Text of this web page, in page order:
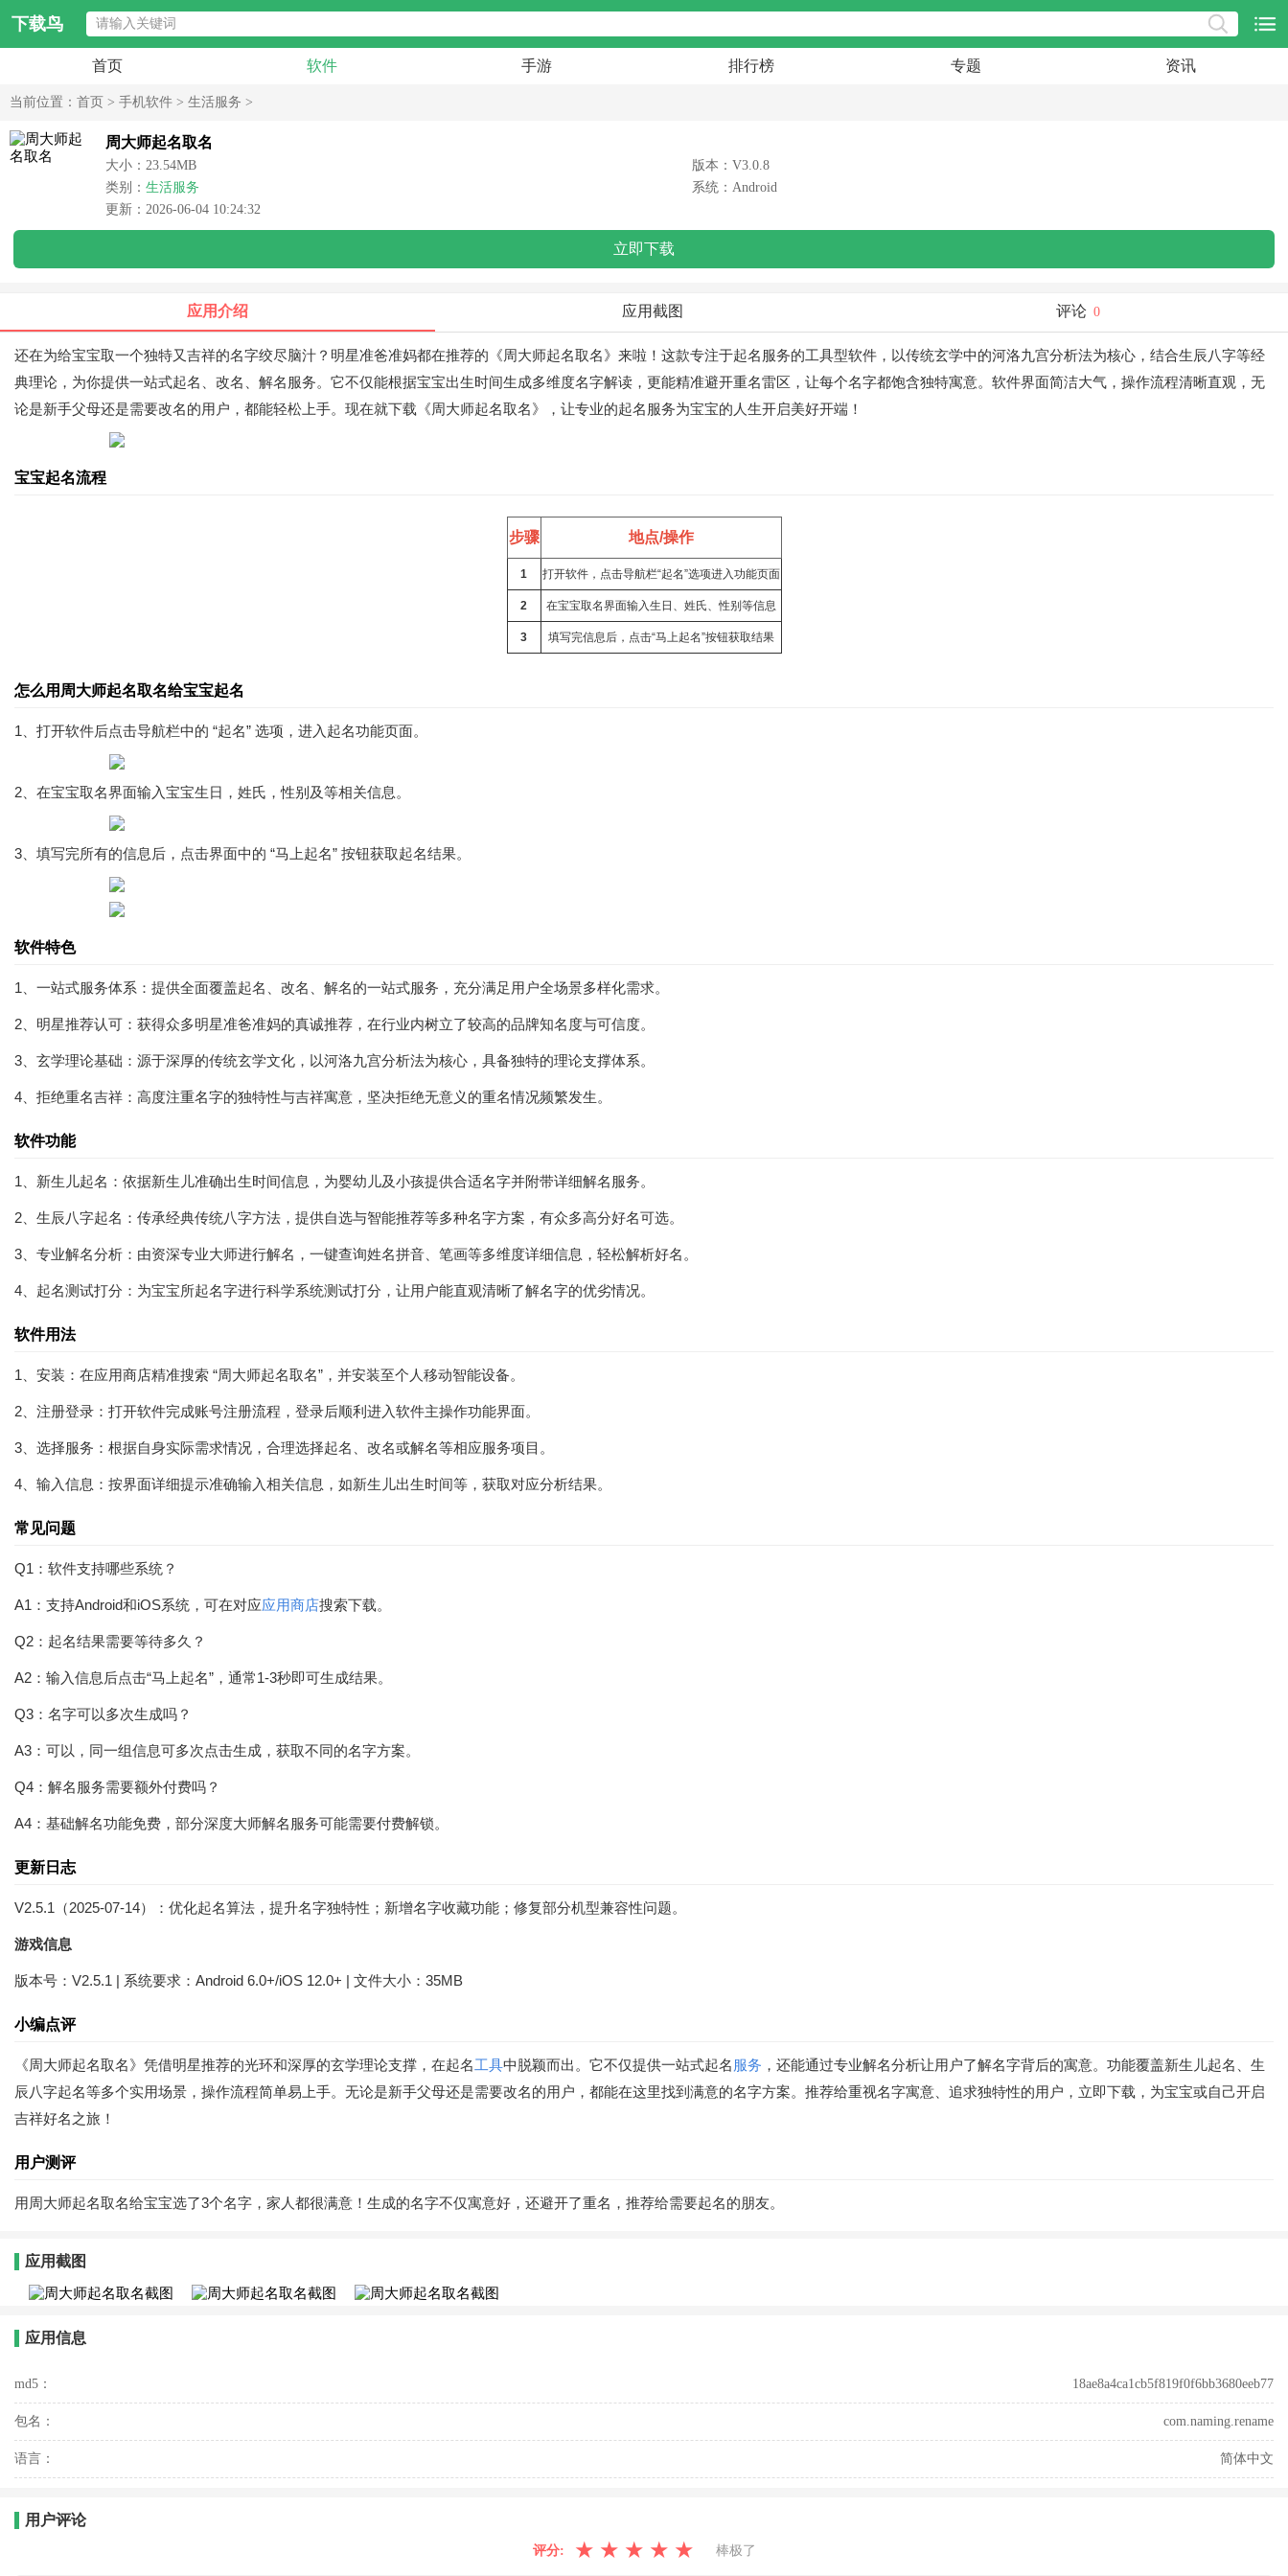
下载鸟
首页 软件 手游 排行榜 专题 资讯
当前位置： 首页 > 手机软件 > 生活服务 >
周大师起名取名
大小：23.54MB
版本：V3.0.8
类别： 生活服务
系统：Android
更新：2026-06-04 10:24:32
立即下载
应用介绍 应用截图 评论 0
还在为给宝宝取一个独特又吉祥的名字绞尽脑汁？明星准爸准妈都在推荐的《周大师起名取名》来啦！这款专注于起名服务的工具型软件，以传统玄学中的河洛九宫分析法为核心，结合生辰八字等经
典理论，为你提供一站式起名、改名、解名服务。它不仅能根据宝宝出生时间生成多维度名字解读，更能精准避开重名雷区，让每个名字都饱含独特寓意。软件界面简洁大气，操作流程清晰直观，无
论是新手父母还是需要改名的用户，都能轻松上手。现在就下载《周大师起名取名》，让专业的起名服务为宝宝的人生开启美好开端！
宝宝起名流程
步骤 地点/操作
1 打开软件，点击导航栏“起名”选项进入功能页面
2 在宝宝取名界面输入生日、姓氏、性别等信息
3 填写完信息后，点击“马上起名”按钮获取结果
怎么用周大师起名取名给宝宝起名
1、打开软件后点击导航栏中的 “起名” 选项，进入起名功能页面。
2、在宝宝取名界面输入宝宝生日，姓氏，性别及等相关信息。
3、填写完所有的信息后，点击界面中的 “马上起名” 按钮获取起名结果。
软件特色
1、一站式服务体系：提供全面覆盖起名、改名、解名的一站式服务，充分满足用户全场景多样化需求。
2、明星推荐认可：获得众多明星准爸准妈的真诚推荐，在行业内树立了较高的品牌知名度与可信度。
3、玄学理论基础：源于深厚的传统玄学文化，以河洛九宫分析法为核心，具备独特的理论支撑体系。
4、拒绝重名吉祥：高度注重名字的独特性与吉祥寓意，坚决拒绝无意义的重名情况频繁发生。
软件功能
1、新生儿起名：依据新生儿准确出生时间信息，为婴幼儿及小孩提供合适名字并附带详细解名服务。
2、生辰八字起名：传承经典传统八字方法，提供自选与智能推荐等多种名字方案，有众多高分好名可选。
3、专业解名分析：由资深专业大师进行解名，一键查询姓名拼音、笔画等多维度详细信息，轻松解析好名。
4、起名测试打分：为宝宝所起名字进行科学系统测试打分，让用户能直观清晰了解名字的优劣情况。
软件用法
1、安装：在应用商店精准搜索 “周大师起名取名”，并安装至个人移动智能设备。
2、注册登录：打开软件完成账号注册流程，登录后顺利进入软件主操作功能界面。
3、选择服务：根据自身实际需求情况，合理选择起名、改名或解名等相应服务项目。
4、输入信息：按界面详细提示准确输入相关信息，如新生儿出生时间等，获取对应分析结果。
常见问题
Q1：软件支持哪些系统？
A1：支持Android和iOS系统，可在对应应用商店搜索下载。
Q2：起名结果需要等待多久？
A2：输入信息后点击“马上起名”，通常1-3秒即可生成结果。
Q3：名字可以多次生成吗？
A3：可以，同一组信息可多次点击生成，获取不同的名字方案。
Q4：解名服务需要额外付费吗？
A4：基础解名功能免费，部分深度大师解名服务可能需要付费解锁。
更新日志
V2.5.1（2025-07-14）：优化起名算法，提升名字独特性；新增名字收藏功能；修复部分机型兼容性问题。
游戏信息
版本号：V2.5.1 | 系统要求：Android 6.0+/iOS 12.0+ | 文件大小：35MB
小编点评
《周大师起名取名》凭借明星推荐的光环和深厚的玄学理论支撑，在起名工具中脱颖而出。它不仅提供一站式起名 服务 ，还能通过专业解名分析让用户了解名字背后的寓意。功能覆盖新生儿起名、生
辰八字起名等多个实用场景，操作流程简单易上手。无论是新手父母还是需要改名的用户，都能在这里找到满意的名字方案。推荐给重视名字寓意、追求独特性的用户，立即下载，为宝宝或自己开启
吉祥好名之旅！
用户测评
用周大师起名取名给宝宝选了3个名字，家人都很满意！生成的名字不仅寓意好，还避开了重名，推荐给需要起名的朋友。
应用截图
应用信息
md5： 18ae8a4ca1cb5f819f0f6bb3680eeb77
包名： com.naming.rename
语言： 简体中文
用户评论
评分: ★ ★ ★ ★ ★ 棒极了